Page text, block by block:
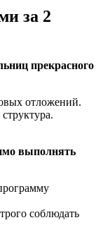
за 2
прекрасного
отложений.
выполнять
соблюдать